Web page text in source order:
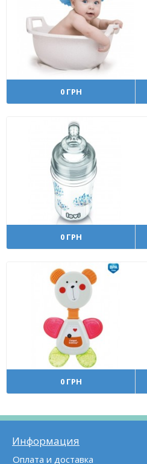
0 ГРН
0 ГРН
0 ГРН
Информация
Оплата и доставка